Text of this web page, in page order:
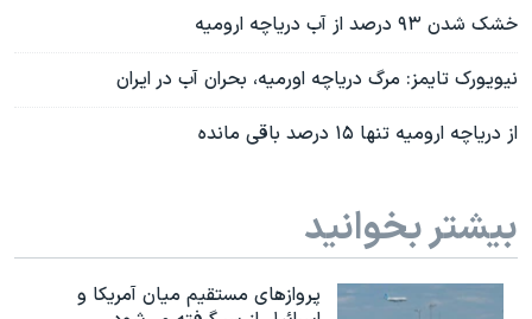
خشک شدن ٩۳ درصد از آب دریاچه ارومیه
نیویورک تایمز: مرگ دریاچه اورمیه، بحران آب در ایران
از دریاچه ارومیه تنها ۱۵ درصد باقی مانده
بیشتر بخوانید
پروازهای مستقیم میان آمریکا و